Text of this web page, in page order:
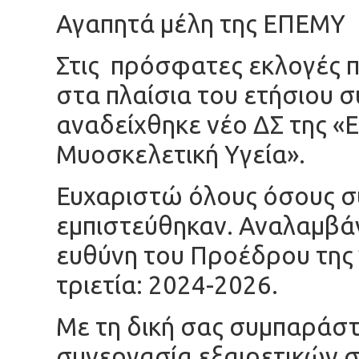
Αγαπητά μέλη της ΕΠΕΜΥ
Στις πρόσφατες εκλογές
στα πλαίσια του ετήσιου
αναδείχθηκε νέο ΔΣ της
Μυοσκελετική Υγεία».
Ευχαριστώ όλους όσους
εμπιστεύθηκαν.
ευθύνη του Προέδρου
τριετία: 2024-2026.
Με τη δική σας